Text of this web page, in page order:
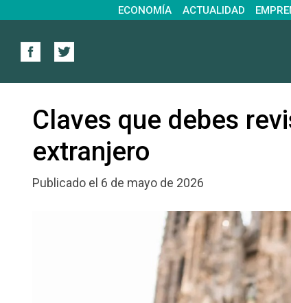
ECONOMÍA ACTUALIDAD
Claves que debes
extranjero
Publicado el 6 de mayo de 2026